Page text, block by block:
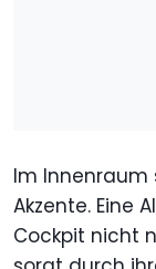
Im Innenraum
Akzente. Eine
Cockpit nicht